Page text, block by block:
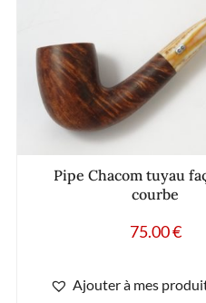
Pipe Chacom tuyau
courbe
75.00€
Ajouter à mes